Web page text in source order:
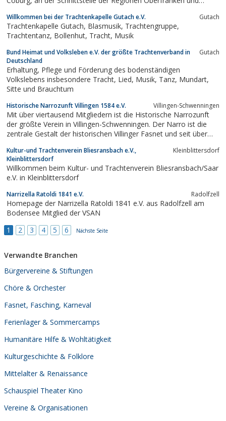
Christbaumschmucks.Unser Familienunternehmen hat hier
seinen Ursprung.Traditionelles Handwerk, eingebettet in ein...
Willkommen bei der Trachtenkapelle Gutach e.V. Gutach
Trachtenkapelle Gutach, Blasmusik, Trachtengruppe,
Trachtentanz, Bollenhut, Tracht, Musik
Bund Heimat und Volksleben e.V. der größte Trachtenverband in
Deutschland
Gutach
Erhaltung, Pflege und Förderung des bodenständigen
Volkslebens insbesondere Tracht, Lied, Musik, Tanz, Mundart,
Sitte und Brauchtum
Historische Narrozunft Villingen 1584 e.V. Villingen-Schwenningen
Mit über viertausend Mitgliedern ist die Historische Narrozunft
der größte Verein in Villingen-Schwenningen. Der Narro ist die
zentrale Gestalt der historischen Villinger Fasnet und seit über
Kultur-und Trachtenverein Bliesransbach e.V.,
Kleinblittersdorf
Kleinblittersdorf
Willkommen beim Kultur- und Trachtenverein Bliesransbach/Saar
e.V. in Kleinblittersdorf
Narrizella Ratoldi 1841 e.V. Radolfzell
Homepage der Narrizella Ratoldi 1841 e.V. aus Radolfzell am
Bodensee Mitglied der VSAN
1
2 3 4 5 6 Nächste Seite
Verwandte Branchen
Bürgervereine & Stiftungen
Chöre & Orchester
Fasnet, Fasching, Karneval
Ferienlager & Sommercamps
Humanitäre Hilfe & Wohltätigkeit
Kulturgeschichte & Folklore
Mittelalter & Renaissance
Schauspiel Theater Kino
Vereine & Organisationen